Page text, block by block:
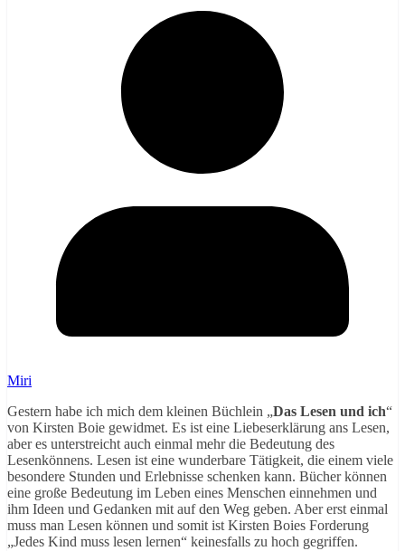
Miri
Gestern habe ich mich dem kleinen Büchlein „Das Lesen und ich“
von Kirsten Boie gewidmet. Es ist eine Liebeserklärung ans Lesen,
aber es unterstreicht auch einmal mehr die Bedeutung des
Lesenkönnens. Lesen ist eine wunderbare Tätigkeit, die einem viele
besondere Stunden und Erlebnisse schenken kann. Bücher können
eine große Bedeutung im Leben eines Menschen einnehmen und
ihm Ideen und Gedanken mit auf den Weg geben. Aber erst einmal
muss man Lesen können und somit ist Kirsten Boies Forderung
„Jedes Kind muss lesen lernen“ keinesfalls zu hoch gegriffen.